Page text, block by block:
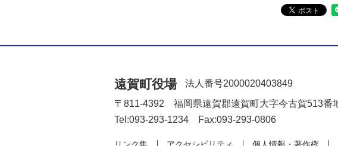
遠賀町役場
法人番号2000020403849
〒811-4392 福岡県遠賀郡遠賀町大字今古賀513番
Tel:093-293-1234 Fax:093-293-0806
リンク集 アクセシビリティ 個人情報・著作権